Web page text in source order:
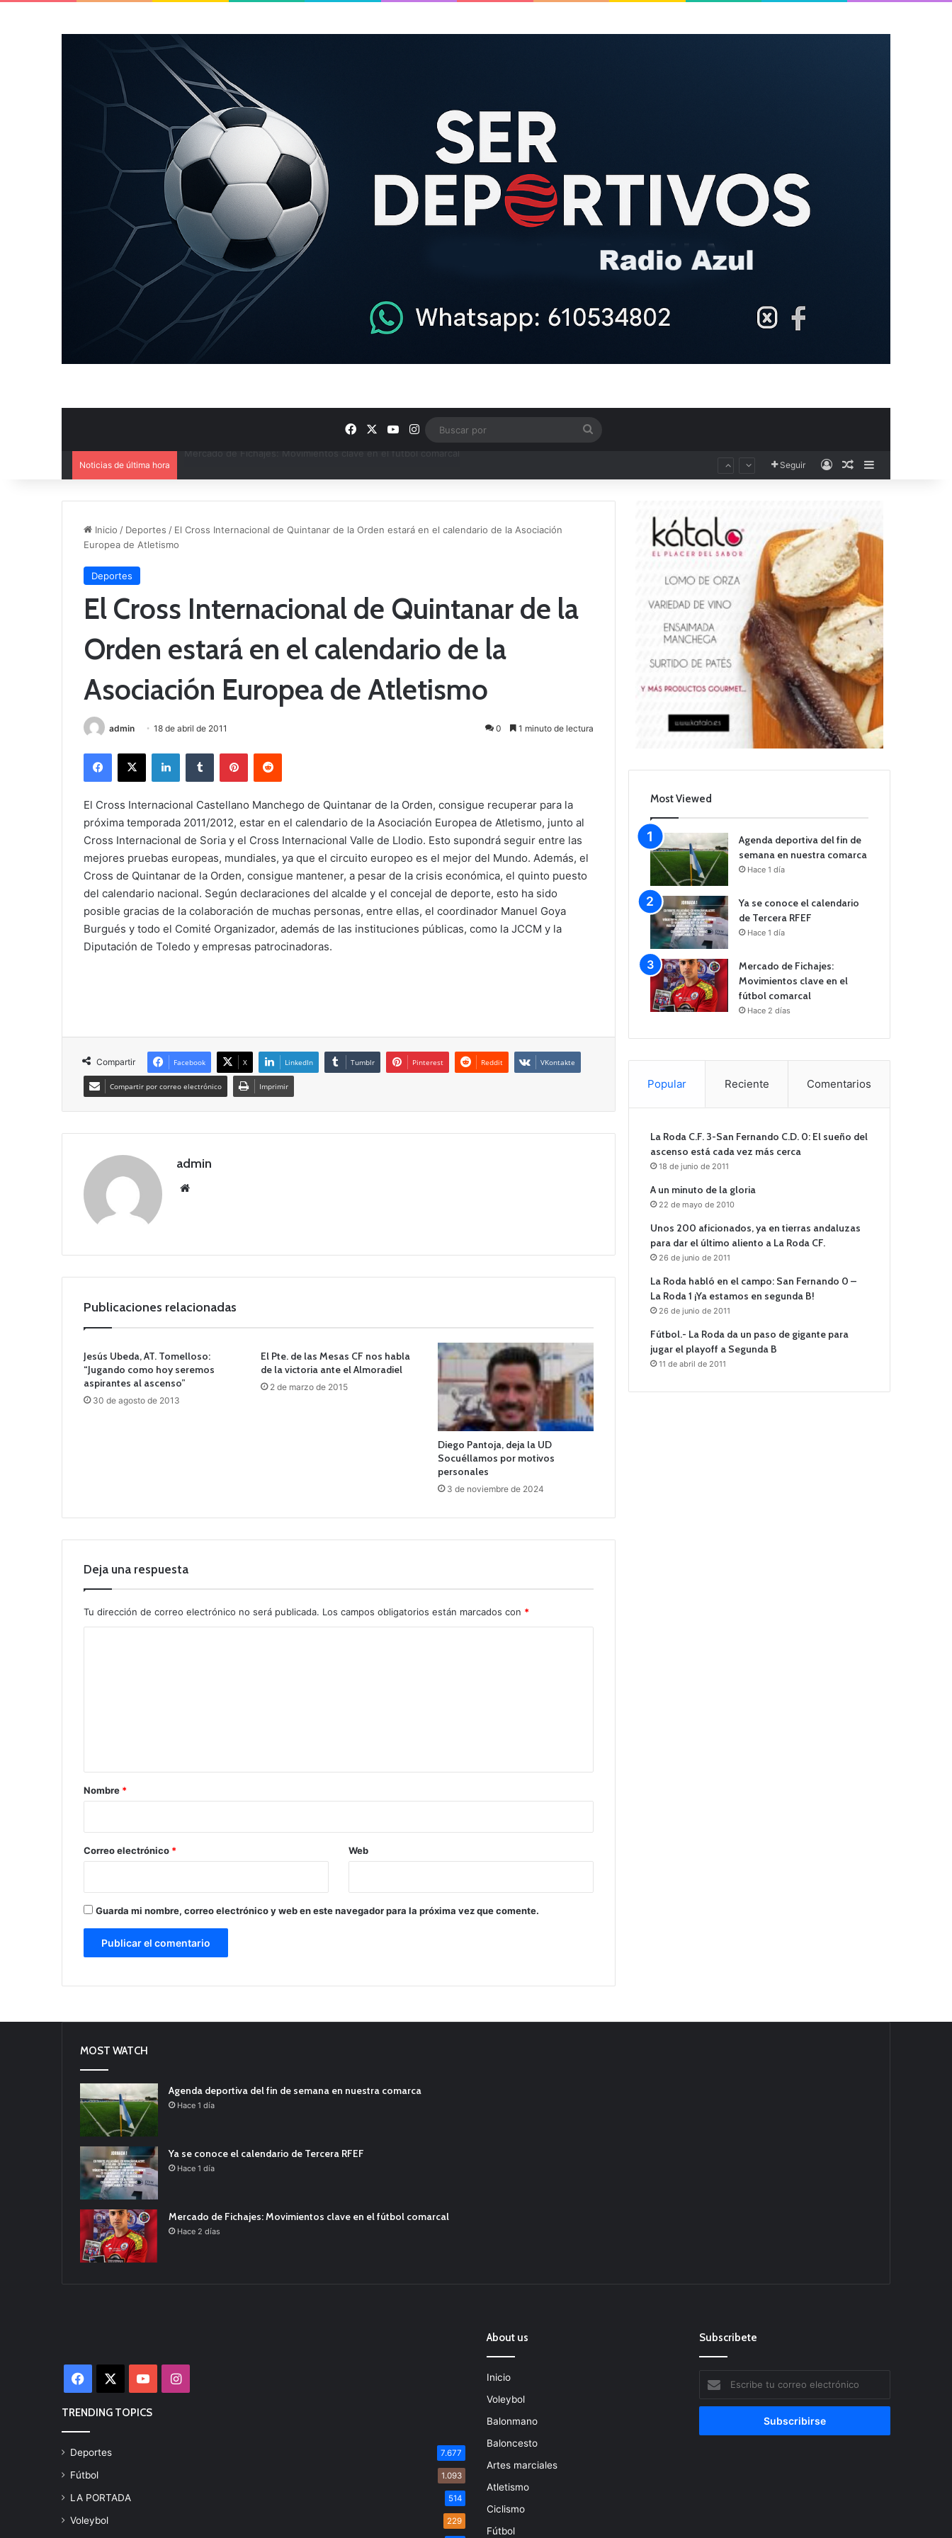
FacebookYouTube
Instagram
Noticias de última hora Seguir AccesoPublicación al
Inicio / Deportes / El Cross Internacional de Quintanar de la Orden estará en el calendario de la Asociación
Europea de Atletismo
Deportes
El Cross Internacional de Quintanar de la
Orden estará en el calendario de la
Asociación Europea de Atletismo
admin 18 de abril de 2011 0 1 minuto de lectura
El Cross Internacional Castellano Manchego de Quintanar de la Orden, consigue recuperar para la
próxima temporada 2011/2012, estar en el calendario de la Asociación Europea de Atletismo, junto al
Cross Internacional de Soria y el Cross Internacional Valle de Llodio. Esto supondrá seguir entre las
mejores pruebas europeas, mundiales, ya que el circuito europeo es el mejor del Mundo. Además, el
Cross de Quintanar de la Orden, consigue mantener, a pesar de la crisis económica, el quinto puesto
del calendario nacional. Según declaraciones del alcalde y el concejal de deporte, esto ha sido
posible gracias de la colaboración de muchas personas, entre ellas, el coordinador Manuel Goya
Burgués y todo el Comité Organizador, además de las instituciones públicas, como la JCCM y la
Diputación de Toledo y empresas patrocinadoras.
Compartir Facebook X LinkedIn Tumblr Pinterest Reddit VKontakte
Compartir por correo electrónico Imprimir
admin
Publicaciones relacionadas
Jesús Ubeda, AT. Tomelloso:
“Jugando como hoy seremos
aspirantes al ascenso”
30 de agosto de 2013
El Pte. de las Mesas CF nos habla
de la victoria ante el Almoradiel
2 de marzo de 2015
Diego Pantoja, deja la UD
Socuéllamos por motivos
personales
3 de noviembre de 2024
Deja una respuesta
Tu dirección de correo electrónico no será publicada. Los campos obligatorios están marcados con *
r
*
Nombre *
Correo electrónico * Web
Guarda mi nombre, correo electrónico y web en este navegador para la próxima vez que comente.
Most Viewed
Agenda deportiva del fin de
semana en nuestra comarca
Hace 1 día
Ya se conoce el calendario
de Tercera RFEF
Hace 1 día
Mercado de Fichajes:
Movimientos clave en el
fútbol comarcal
Hace 2 días
Popular Reciente Comentarios
La Roda C.F. 3-San Fernando C.D. 0: El sueño del
ascenso está cada vez más cerca
18 de junio de 2011
A un minuto de la gloria
22 de mayo de 2010
Unos 200 aficionados, ya en tierras andaluzas
para dar el último aliento a La Roda CF.
26 de junio de 2011
La Roda habló en el campo: San Fernando 0 –
La Roda 1 ¡Ya estamos en segunda B!
26 de junio de 2011
Fútbol.- La Roda da un paso de gigante para
jugar el playoff a Segunda B
11 de abril de 2011
MOST WATCH
Agenda deportiva del fin de semana en nuestra comarca
Hace 1 día
Ya se conoce el calendario de Tercera RFEF
Hace 1 día
Mercado de Fichajes: Movimientos clave en el fútbol comarcal
Hace 2 días
Facebook YouTubeInstagram
TRENDING TOPICS
Deportes 7.677
Fútbol 1.093
LA PORTADA 514
Voleybol 229
About us
Inicio
Voleybol
Balonmano
Baloncesto
Artes marciales
Atletismo
Ciclismo
Fútbol
Subscribete
tu
correo